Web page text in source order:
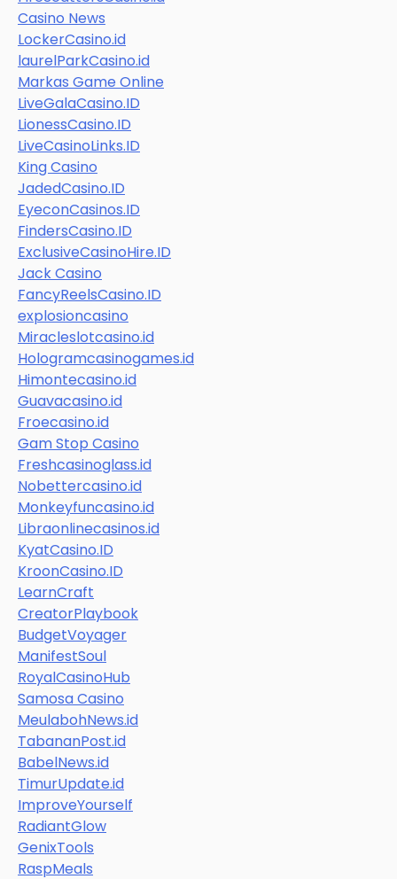
Casino News
LockerCasino.id
laurelParkCasino.id
Markas Game Online
LiveGalaCasino.ID
LionessCasino.ID
LiveCasinoLinks.ID
King Casino
JadedCasino.ID
EyeconCasinos.ID
FindersCasino.ID
ExclusiveCasinoHire.ID
Jack Casino
FancyReelsCasino.ID
explosioncasino
Miracleslotcasino.id
Hologramcasinogames.id
Himontecasino.id
Guavacasino.id
Froecasino.id
Gam Stop Casino
Freshcasinoglass.id
Nobettercasino.id
Monkeyfuncasino.id
Libraonlinecasinos.id
KyatCasino.ID
KroonCasino.ID
LearnCraft
CreatorPlaybook
BudgetVoyager
ManifestSoul
RoyalCasinoHub
Samosa Casino
MeulabohNews.id
TabananPost.id
BabelNews.id
TimurUpdate.id
ImproveYourself
RadiantGlow
GenixTools
RaspMeals